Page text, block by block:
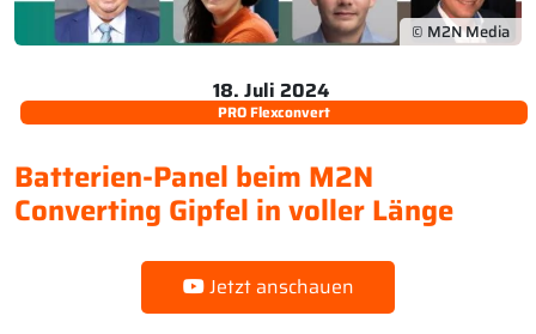
© M2N Media
18. Juli 2024
PRO Flexconvert
Batterien-Panel beim M2N
Converting Gipfel in voller Länge
Jetzt anschauen